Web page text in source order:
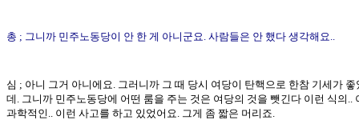
총 ; 그니까 민주노동당이 안 한 게 아니군요. 사람들은 안 했다 생각해요..
심 ; 아니 그거 아니에요. 그러니까 그 때 당시 여당이 탄핵으로 한참 기세가 좋
데. 그니까 민주노동당에 어떤 룸을 주는 것은 여당의 것을 뺏긴다 이런 식의..
과학적인.. 이런 사고를 하고 있었어요. 그게 좀 짧은 머리죠.